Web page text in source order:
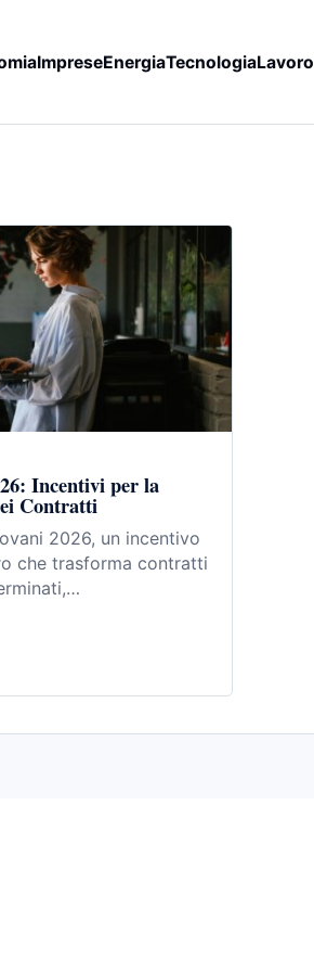
ImpreseEnergiaTecnologiaLavoro
Incentivi per la
Contratti
2026, un incentivo
che trasforma contratti